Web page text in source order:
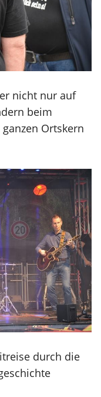
nicht nur auf
beim
Ortskern
durch die